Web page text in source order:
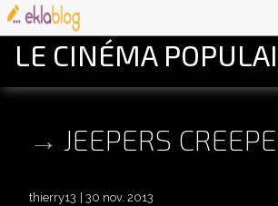
LE CINÉMA
JEEPERS
thierry13 30 nov. 2013